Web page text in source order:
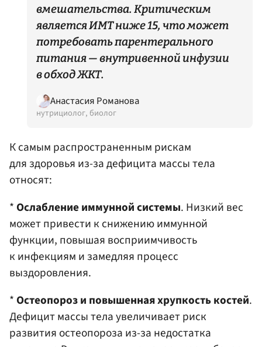
вмешательства. Критическим
является ИМТ ниже 15, что может
потребовать парентерального
питания — внутривенной инфузии
в обход ЖКТ.
Анастасия Романова
нутрициолог, биолог
К самым распространенным рискам
для здоровья из-за дефицита массы тела
относят:
* Ослабление иммунной системы. Низкий вес
может привести к снижению иммунной
функции, повышая восприимчивость
к инфекциям и замедляя процесс
выздоровления.​
* Остеопороз и повышенная хрупкость костей.
Дефицит массы тела увеличивает риск
развития остеопороза из-за недостатка